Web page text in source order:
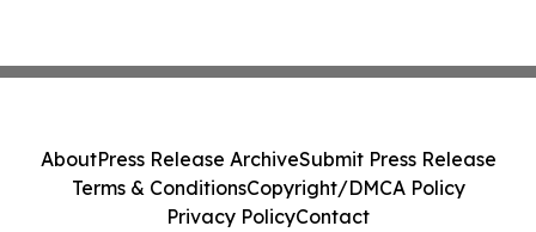
AboutPress Release ArchiveSubmit Press Release
Terms & ConditionsCopyright/DMCA Policy
Privacy PolicyContact